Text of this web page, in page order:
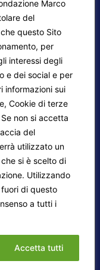
Marco
del
questo Sito
per
interessi degli
e dei social e per
informazioni sui
Cookie di terze
non si accetta
del
utilizzato un
si è scelto di
Utilizzando
di questo
a tutti i
Accetta tutti